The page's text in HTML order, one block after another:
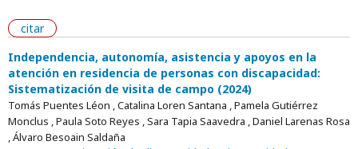
citar
Independencia, autonomía, asistencia y apoyos en la
atención en residencia de personas con discapacidad:
Sistematización de visita de campo (2024)
Tomás Puentes Léon , Catalina Loren Santana , Pamela Gutiérrez
Monclus , Paula Soto Reyes , Sara Tapia Saavedra , Daniel Larenas Rosa
, Álvaro Besoain Saldaña